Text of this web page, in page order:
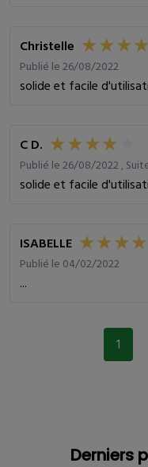
Christelle
Publié le 26/08/2022
solide et facile
C D.
Publié le 26/08/2022 ,
solide et facile
ISABELLE
Publié le 04/02/2022
...
1
Derniers